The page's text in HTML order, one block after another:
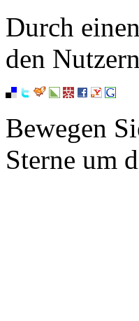
Durch
den
Bewegen
Sterne um